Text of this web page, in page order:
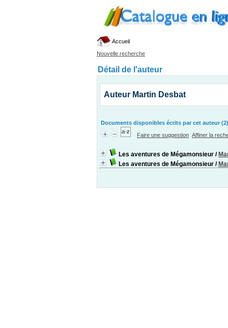
Accueil
Nouvelle recherche
Détail de l'auteur
Auteur Martin Desbat
Documents disponibles écrits par cet auteur (2)
Faire une suggestion Affiner la
Les aventures de Mégamonsieur /
Les aventures de Mégamonsieur /